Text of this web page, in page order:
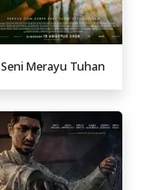
Seni Merayu Tuhan